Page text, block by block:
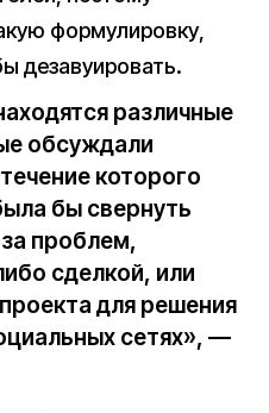
формулировку,
дезавуировать.
различные
обсуждали
которого
бы свернуть
проблем,
сделкой, или
для решения
сетях», —